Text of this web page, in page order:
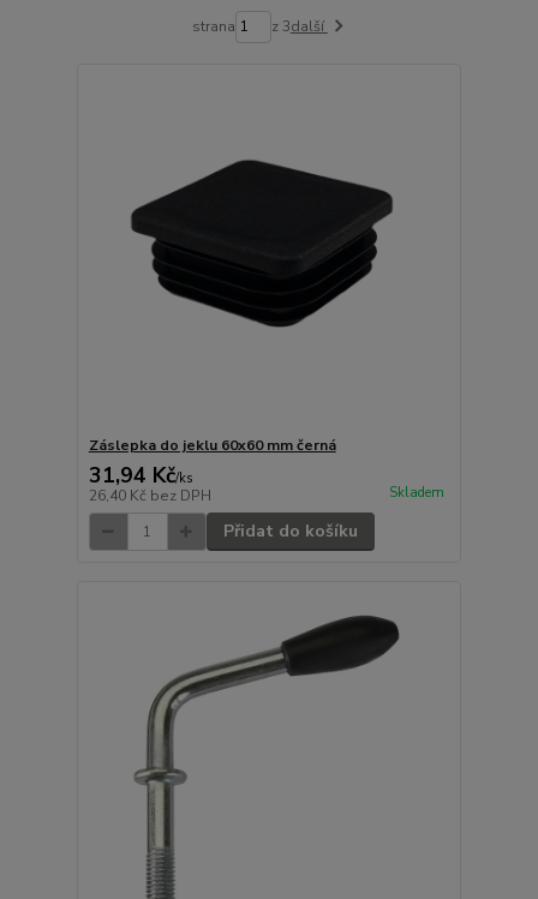
strana z 3další
Záslepka do jeklu 60x60 mm černá
31,94 Kč/ks
26,40 Kč bez DPH Skladem
Přidat do košíku